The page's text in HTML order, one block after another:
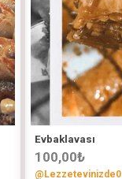
Evbaklavası
100,00₺
@Lezzetevinizde0